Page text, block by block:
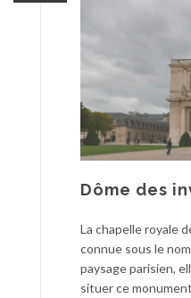
Dôme des
La chapelle royale
connue sous le
paysage parisien,
situer ce